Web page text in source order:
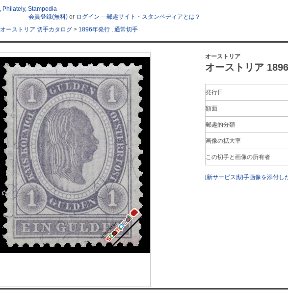
会員登録(無料) or ログイン -- 郵趣サイト・スタンペディアとは？
オーストリア 切手カタログ > 1896年発行 , 通常切手
オーストリア
オーストリア
発行日
額面
郵趣的分類
画像の拡大率
この切手と画像の所有者
[新サービス]切手画像を添付し